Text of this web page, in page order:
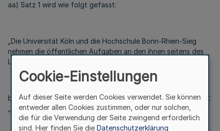
aa) Satz 1 wird wie folgt gefasst:
„Die Universität Köln und die Hochschule Bonn-Rhein-Sieg
nehmen die öffentlichen Aufgaben an den ihnen seitens des
Landes überlassenen Liegenschaften wahr.“
bb) In Satz 4 wird das Wort „Fachhochschule“ durch das Wort
„Hochschule“ ersetzt.
Cookie-Einstellungen
Auf dieser Seite werden Cookies verwendet. Sie können
entweder allen Cookies zustimmen, oder nur solchen,
die für die Verwendung der Seite zwingend erforderlich
sind. Hier finden Sie die Datenschutzerklärung